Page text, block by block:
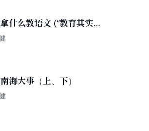
什么教语文 (“教育其实很
”系列)
海大事（上、下）